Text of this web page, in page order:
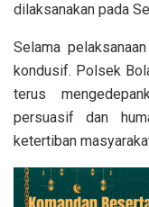
dilaksanakan pada
Selama
kondusif. Polsek
terus
persuasif dan
ketertiban